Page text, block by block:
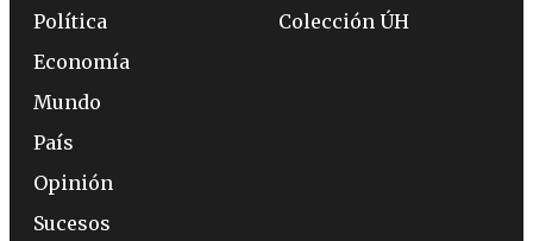
Política
Economía
Mundo
País
Opinión
Sucesos
Colección ÚH